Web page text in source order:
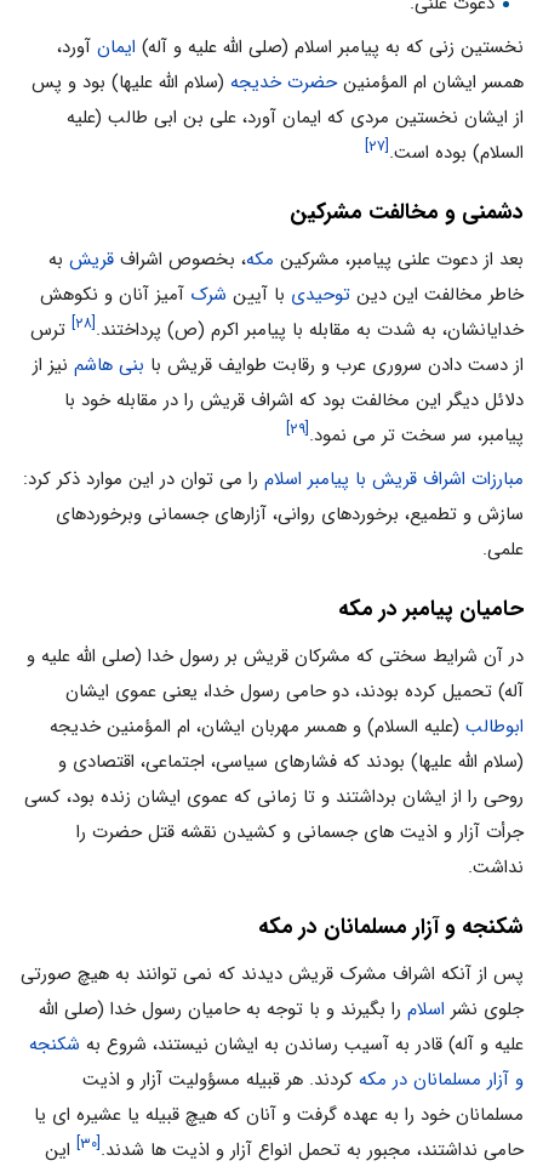
نخستین زنی که به پیامبر اسلام (صلی الله علیه و آله) ایمان آورد،
همسر ایشان ام المؤمنینحضرت خدیجه (سلام الله علیها) بود و پس
از ایشان نخستین مردی که ایمان آورد، علی بن ابی طالب (علیه
السلام) بوده است.[۲۷]
دشمنی و مخالفت مشرکین
بعد از دعوت علنی پیامبر، مشرکین مکه، بخصوص اشراف قریش به
خاطر مخالفت این دین توحیدی با آیین شرک آمیز آنان و نکوهش
خدایانشان، به شدت به مقابله با پیامبر اکرم (ص) پرداختند.[۲۸]
ترس
از دست دادن سروری عرب و رقابت طوایف قریش با بنی هاشم نیز از
دلائل دیگر این مخالفت بود که اشراف قریش را در مقابله خود با
پیامبر، سر سخت تر می نمود.[۲۹]
مبارزات اشراف قریش با پیامبر اسلام را می توان در این موارد ذکر کرد:
سازش و تطمیع، برخوردهای روانی، آزارهای جسمانی وبرخوردهای
علمی.
حامیان پیامبر در مکه
در آن شرایط سختی که مشرکان قریش بر رسول خدا (صلی الله علیه و
آله) تحمیل کرده بودند، دو حامی رسول خدا، یعنی عموی ایشان
ابوطالب (علیه السلام) و همسر مهربان ایشان، ام المؤمنین خدیجه
(سلام الله علیها) بودند که فشارهای سیاسی، اجتماعی، اقتصادی و
روحی را از ایشان برداشتند و تا زمانی که عموی ایشان زنده بود، کسی
جرأت آزار و اذیت های جسمانی و کشیدن نقشه قتل حضرت را
نداشت.
شکنجه و آزار مسلمانان در مکه
پس از آنکه اشراف مشرک قریش دیدند که نمی توانند به هیچ صورتی
جلوی نشر اسلام را بگیرند و با توجه به حامیان رسول خدا (صلی الله
علیه و آله) قادر به آسیب رساندن به ایشان نیستند، شروع به شکنجه
و آزار مسلمانان در مکه کردند. هر قبیله مسؤولیت آزار و اذیت
مسلمانان خود را به عهده گرفت و آنان که هیچ قبیله یا عشیره ای یا
حامی نداشتند، مجبور به تحمل انواع آزار و اذیت ها شدند.[۳۰]
این